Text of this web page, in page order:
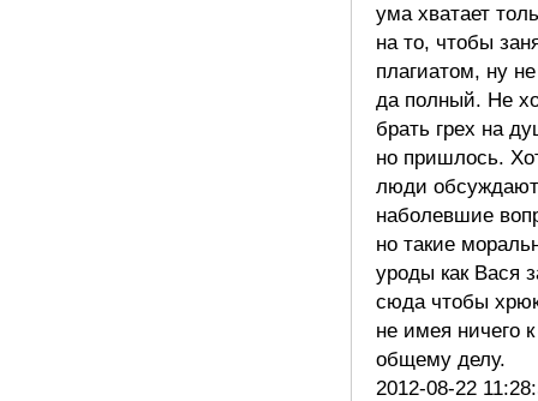
ума хватает
на то, чтобы
плагиатом, ну
да полный. Не
брать грех на
но пришлось.
люди обсуждают
наболевшие
но такие
уроды как Вася
сюда чтобы
не имея ничего
общему делу.
2012-08-22